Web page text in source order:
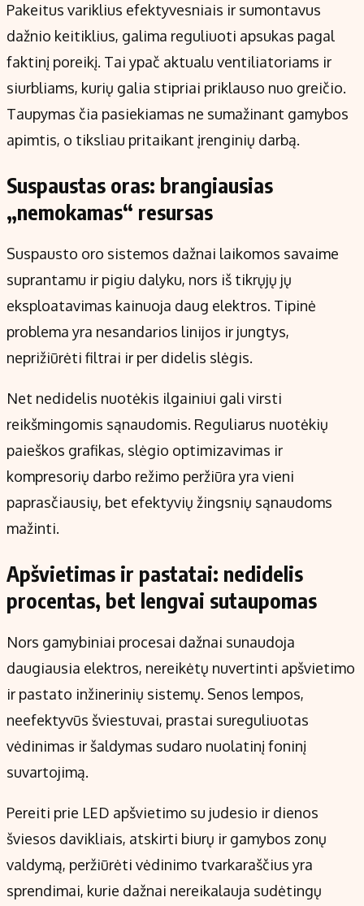
Pakeitus variklius efektyvesniais ir sumontavus
dažnio keitiklius, galima reguliuoti apsukas pagal
faktinį poreikį. Tai ypač aktualu ventiliatoriams ir
siurbliams, kurių galia stipriai priklauso nuo greičio.
Taupymas čia pasiekiamas ne sumažinant gamybos
apimtis, o tiksliau pritaikant įrenginių darbą.
Suspaustas oras: brangiausias
„nemokamas“ resursas
Suspausto oro sistemos dažnai laikomos savaime
suprantamu ir pigiu dalyku, nors iš tikrųjų jų
eksploatavimas kainuoja daug elektros. Tipinė
problema yra nesandarios linijos ir jungtys,
neprižiūrėti filtrai ir per didelis slėgis.
Net nedidelis nuotėkis ilgainiui gali virsti
reikšmingomis sąnaudomis. Reguliarus nuotėkių
paieškos grafikas, slėgio optimizavimas ir
kompresorių darbo režimo peržiūra yra vieni
paprasčiausių, bet efektyvių žingsnių sąnaudoms
mažinti.
Apšvietimas ir pastatai: nedidelis
procentas, bet lengvai sutaupomas
Nors gamybiniai procesai dažnai sunaudoja
daugiausia elektros, nereikėtų nuvertinti apšvietimo
ir pastato inžinerinių sistemų. Senos lempos,
neefektyvūs šviestuvai, prastai sureguliuotas
vėdinimas ir šaldymas sudaro nuolatinį foninį
suvartojimą.
Pereiti prie LED apšvietimo su judesio ir dienos
šviesos davikliais, atskirti biurų ir gamybos zonų
valdymą, peržiūrėti vėdinimo tvarkaraščius yra
sprendimai, kurie dažnai nereikalauja sudėtingų